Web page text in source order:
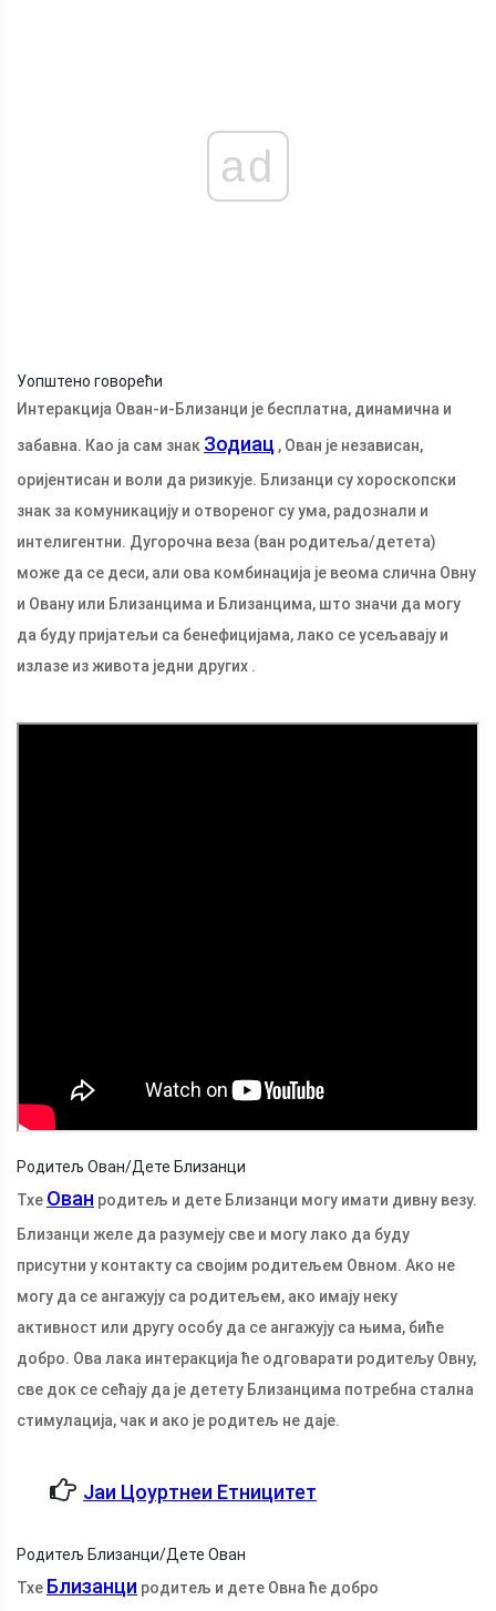
ad
Уопштено говорећи
Интеракција Ован-и-Близанци је бесплатна, динамична и
забавна. Као ја сам знак Зодиац , Ован је независан,
оријентисан и воли да ризикује. Близанци су хороскопски
знак за комуникацију и отвореног су ума, радознали и
интелигентни. Дугорочна веза (ван родитеља/детета)
може да се деси, али ова комбинација је веома слична Овну
и Овану или Близанцима и Близанцима, што значи да могу
да буду пријатељи са бенефицијама, лако се усељавају и
излазе из живота једни других .
Родитељ Ован/Дете Близанци
Тхе Ован родитељ и дете Близанци могу имати дивну везу.
Близанци желе да разумеју све и могу лако да буду
присутни у контакту са својим родитељем Овном. Ако не
могу да се ангажују са родитељем, ако имају неку
активност или другу особу да се ангажују са њима, биће
добро. Ова лака интеракција ће одговарати родитељу Овну,
све док се сећају да је детету Близанцима потребна стална
стимулација, чак и ако је родитељ не даје.
Јаи Цоуртнеи Етницитет
Родитељ Близанци/Дете Ован
Тхе Близанци родитељ и дете Овна ће добро